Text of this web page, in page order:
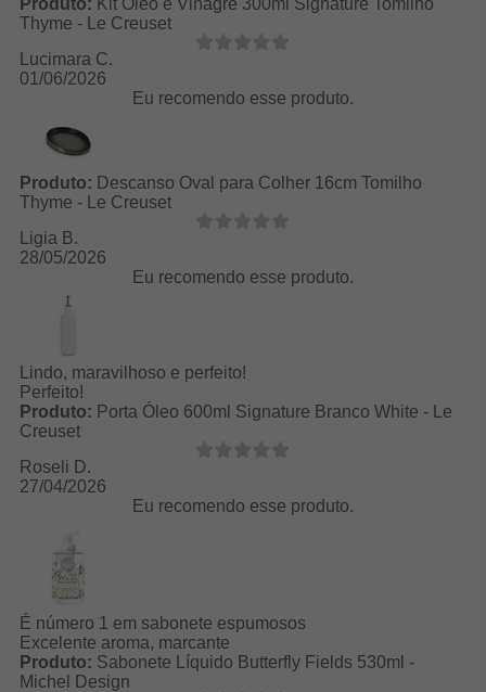
Thyme - Le Creuset
Lucimara C.
01/06/2026
Eu recomendo esse produto.
Produto: Descanso Oval para Colher 16cm Tomilho
Thyme - Le Creuset
Ligia B.
28/05/2026
Eu recomendo esse produto.
Lindo, maravilhoso e perfeito!
Perfeito!
Produto: Porta Óleo 600ml Signature Branco White - Le
Creuset
Roseli D.
27/04/2026
Eu recomendo esse produto.
É número 1 em sabonete espumosos
Excelente aroma, marcante
Produto: Sabonete Líquido Butterfly Fields 530ml -
Michel Design